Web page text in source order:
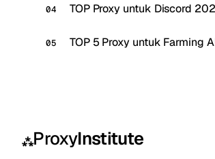
TOP Proxy untuk Discord
TOP 5 Proxy untuk Farming
⁂ProxyInstitute